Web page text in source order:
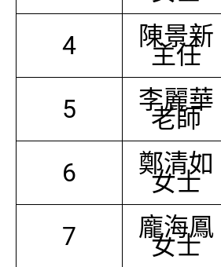
4 陳景新
主任
5 李麗華
老師
6 鄭清如
女士
7 龐海鳳
女士